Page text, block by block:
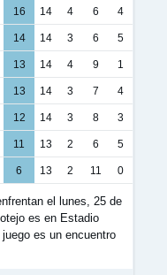
16 14 4 6 4
14 14 3 6 5
13 14 4 9 1
13 14 3 7 4
12 14 3 8 3
11 13 2 6 5
6 13 2 11 0
el lunes, 25 de
es en Estadio
es un encuentro